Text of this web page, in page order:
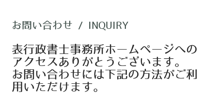
お問い合わせ / INQUIRY
表行政書士事務所ホームページへの
アクセスありがとうございます。
お問い合わせには下記の方法がご利
用いただけます。
農地法に基づく許認可
アクセス